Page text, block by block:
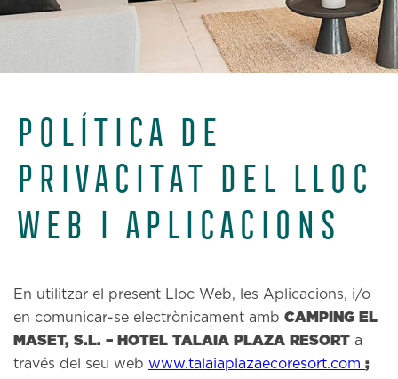
POLÍTICA DE
PRIVACITAT DEL LLOC
WEB I APLICACIONS
En utilitzar el present Lloc Web, les Aplicacions, i/o
en comunicar-se electrònicament amb CAMPING EL
MASET, S.L. – HOTEL TALAIA PLAZA RESORT a
través del seu web www.talaiaplazaecoresort.com ;